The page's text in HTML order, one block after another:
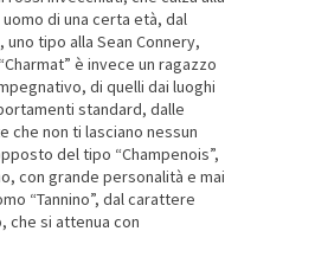
di una certa età, dal
tipo alla Sean Connery,
è invece un ragazzo
di quelli dai luoghi
standard, dalle
che non ti lasciano nessun
del tipo “Champenois”,
con grande personalità e mai
“Tannino”, dal carattere
che si attenua con